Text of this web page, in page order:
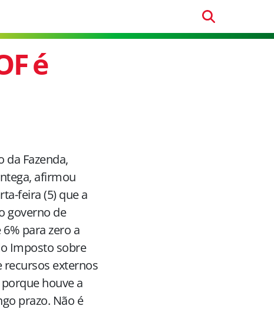
é
da Fazenda,
afirmou
feira (5) que a
governo de
para zero a
Imposto sobre
recursos externos
houve a
prazo. Não é